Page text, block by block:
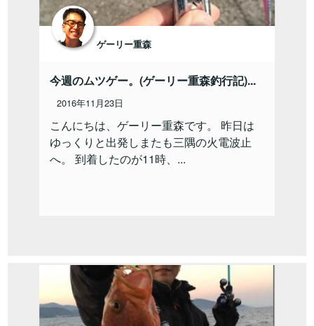
ゲーリー重森
今週のムツゲー。(ゲーリー重森釣行記)...
2016年11月23日
こんにちは、ゲーリー重森です。 昨日は
ゆっくりと出発しまたも三隅の火電波止
へ。 到着したのが11時、...